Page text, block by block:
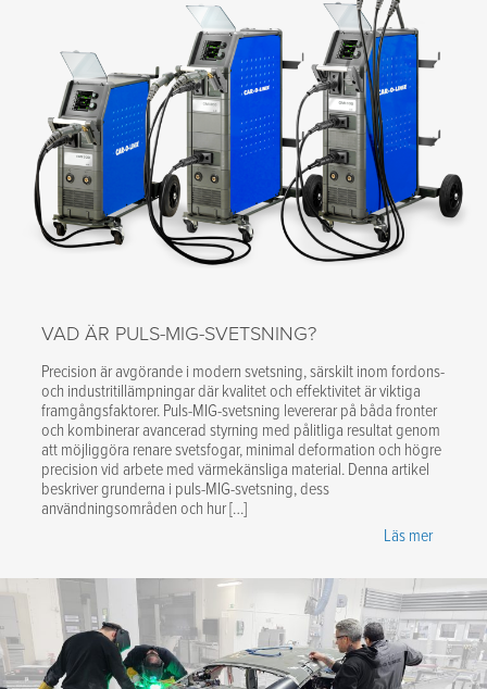
VAD ÄR PULS-MIG-SVETSNING?
Precision är avgörande i modern svetsning, särskilt inom fordons-
och industritillämpningar där kvalitet och effektivitet är viktiga
framgångsfaktorer. Puls-MIG-svetsning levererar på båda fronter
och kombinerar avancerad styrning med pålitliga resultat genom
att möjliggöra renare svetsfogar, minimal deformation och högre
precision vid arbete med värmekänsliga material. Denna artikel
beskriver grunderna i puls-MIG-svetsning, dess
användningsområden och hur […]
Läs mer